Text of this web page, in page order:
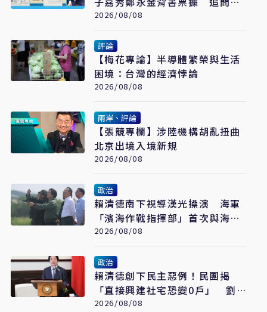
2018選舉資金流向
2026/08/08
評論
【梅花專論】半導體繁榮與生活
困境：台灣的經濟悖論
2026/08/08
兩岸、評論
【張競專欄】涉陸機構胡亂扭曲
北京出境入境新規
2026/08/08
政治
賴清德南下視導漢光操演 海軍
「濱海作戰指揮部」首次與海巡
聯合操演
2026/08/08
政治
賴清德創下民主惡例！民團揭
「直接興建社宅恐變0戶」 劉
世芳駁：以偏概全
2026/08/08